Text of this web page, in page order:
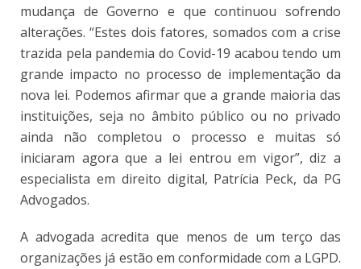
mudança de Governo e que continuou sofrendo
alterações. “Estes dois fatores, somados com a crise
trazida pela pandemia do Covid-19 acabou tendo um
grande impacto no processo de implementação da
nova lei. Podemos afirmar que a grande maioria das
instituições, seja no âmbito público ou no privado
ainda não completou o processo e muitas só
iniciaram agora que a lei entrou em vigor”, diz a
especialista em direito digital, Patrícia Peck, da PG
Advogados.
A advogada acredita que menos de um terço das
organizações já estão em conformidade com a LGPD.